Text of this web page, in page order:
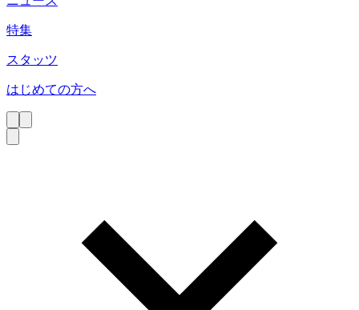
特集
スタッツ
はじめての方へ